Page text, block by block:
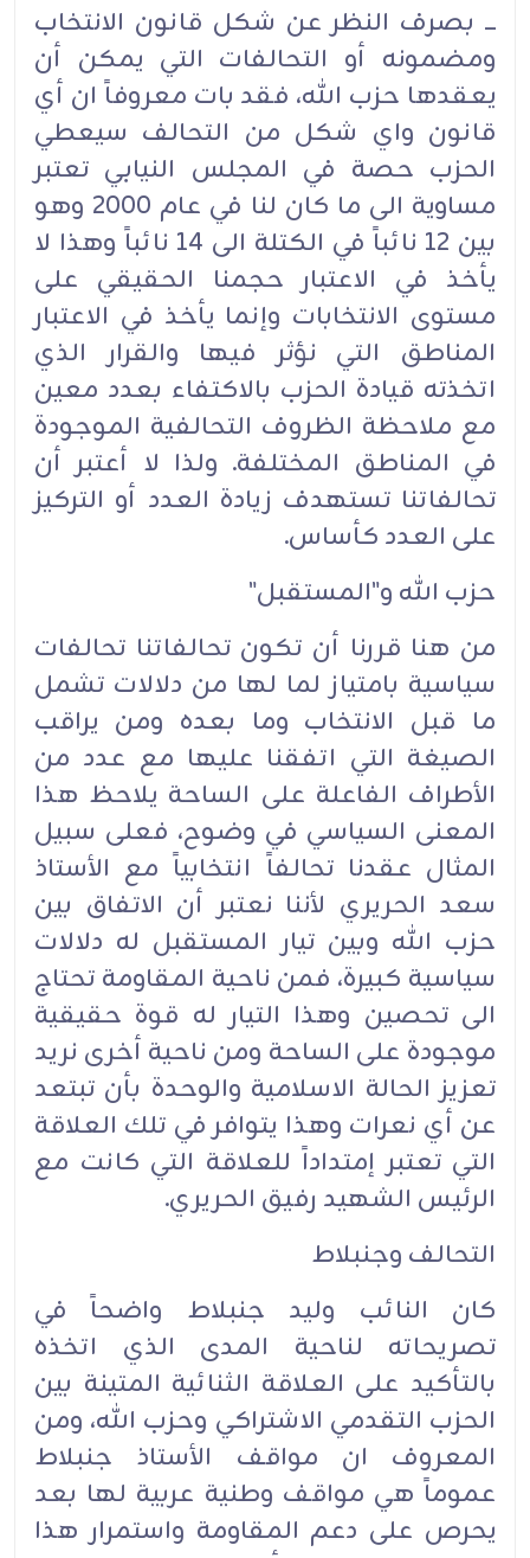
ـــ بصرف النظر عن شكل قانون الانتخاب
ومضمونه أو التحالفات التي يمكن أن
يعقدها حزب الله، فقد بات معروفاً ان أي
قانون واي شكل من التحالف سيعطي
الحزب حصة في المجلس النيابي تعتبر
مساوية الى ما كان لنا في عام 2000 وهو
بين 12 نائباً في الكتلة الى 14 نائباً وهذا لا
يأخذ في الاعتبار حجمنا الحقيقي على
مستوى الانتخابات وإنما يأخذ في الاعتبار
المناطق التي نؤثر فيها والقرار الذي
اتخذته قيادة الحزب بالاكتفاء بعدد معين
مع ملاحظة الظروف التحالفية الموجودة
في المناطق المختلفة. ولذا لا أعتبر أن
تحالفاتنا تستهدف زيادة العدد أو التركيز
على العدد كأساس.‏
حزب الله و"المستقبل"‏
من هنا قررنا أن تكون تحالفاتنا تحالفات
سياسية بامتياز لما لها من دلالات تشمل
ما قبل الانتخاب وما بعده ومن يراقب
الصيغة التي اتفقنا عليها مع عدد من
الأطراف الفاعلة على الساحة يلاحظ هذا
المعنى السياسي في وضوح، فعلى سبيل
المثال عقدنا تحالفاً انتخابياً مع الأستاذ
سعد الحريري لأننا نعتبر أن الاتفاق بين
حزب الله وبين تيار المستقبل له دلالات
سياسية كبيرة، فمن ناحية المقاومة تحتاج
الى تحصين وهذا التيار له قوة حقيقية
موجودة على الساحة ومن ناحية أخرى نريد
تعزيز الحالة الاسلامية والوحدة بأن تبتعد
عن أي نعرات وهذا يتوافر في تلك العلاقة
التي تعتبر إمتداداً للعلاقة التي كانت مع
الرئيس الشهيد رفيق الحريري.‏
التحالف وجنبلاط‏
كان النائب وليد جنبلاط واضحاً في
تصريحاته لناحية المدى الذي اتخذه
بالتأكيد على العلاقة الثنائية المتينة بين
الحزب التقدمي الاشتراكي وحزب الله، ومن
المعروف ان مواقف الأستاذ جنبلاط
عموماً هي مواقف وطنية عربية لها بعد
يحرص على دعم المقاومة واستمرار هذا